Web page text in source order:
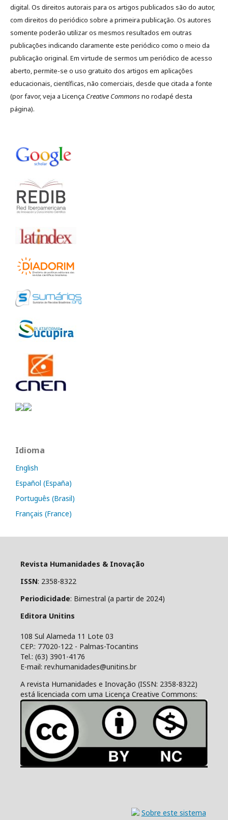
digital. Os direitos autorais para os artigos publicados são do autor,
com direitos do periódico sobre a primeira publicação. Os autores
somente poderão utilizar os mesmos resultados em outras
publicações indicando claramente este periódico como o meio da
publicação original. Em virtude de sermos um periódico de acesso
aberto, permite-se o uso gratuito dos artigos em aplicações
educacionais, científicas, não comerciais, desde que citada a fonte
(por favor, veja a Licença Creative Commonsno rodapé desta
página).
Idioma
English
Español (España)
Português (Brasil)
Français (France)
Revista Humanidades & Inovação
ISSN: 2358-8322
Periodicidade: Bimestral (a partir de 2024)
Editora Unitins
108 Sul Alameda 11 Lote 03
CEP.: 77020-122 - Palmas-Tocantins
Tel.: (63) 3901-4176
E-mail: rev.humanidades@unitins.br
A revista Humanidades e Inovação (ISSN: 2358-8322)
está licenciada com uma Licença Creative Commons: